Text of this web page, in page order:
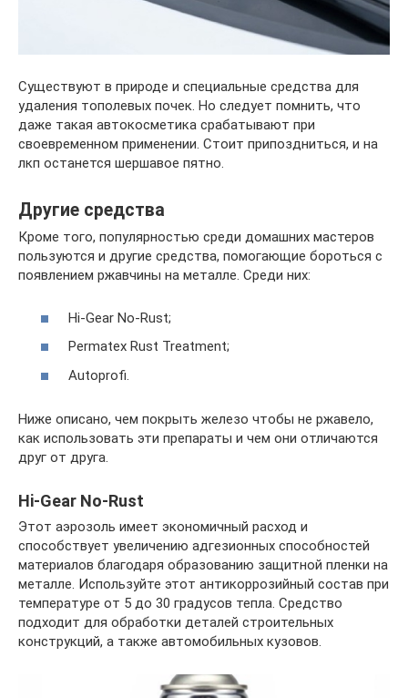
Существуют в природе и специальные средства для
удаления тополевых почек. Но следует помнить, что
даже такая автокосметика срабатывают при
своевременном применении. Стоит припоздниться, и на
лкп останется шершавое пятно.
Другие средства
Кроме того, популярностью среди домашних мастеров
пользуются и другие средства, помогающие бороться с
появлением ржавчины на металле. Среди них:
Hi-Gear No-Rust;
Permatex Rust Treatment;
Autoprofi.
Ниже описано, чем покрыть железо чтобы не ржавело,
как использовать эти препараты и чем они отличаются
друг от друга.
Hi-Gear No-Rust
Этот аэрозоль имеет экономичный расход и
способствует увеличению адгезионных способностей
материалов благодаря образованию защитной пленки на
металле. Используйте этот антикоррозийный состав при
температуре от 5 до 30 градусов тепла. Средство
подходит для обработки деталей строительных
конструкций, а также автомобильных кузовов.